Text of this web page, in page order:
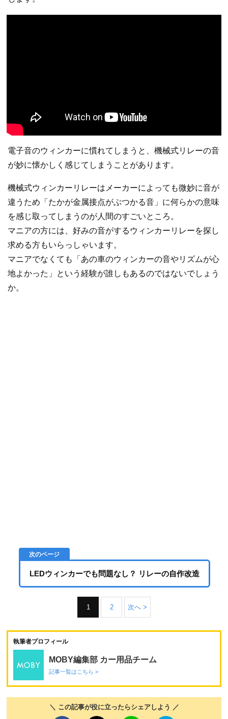
電子音のウィンカーに慣れてしまうと、機械式リレーの音
が妙に懐かしく感じてしまうことがあります。
機械式ウィンカーリレーはメーカーによっても微妙に音が
違うため「たかが金属接点がぶつかる音」に何らかの意味
を感じ取ってしまうのが人間のすごいところ。
マニアの方には、好みの音がするウィンカーリレーを探し
求める方もいらっしゃいます。
マニアでなくても「あの車のウィンカーの音やリズムが心
地よかった」という経験が誰しもあるのではないでしょう
か。
LEDウィンカーでも問題なし？ リレーの自作改造
1 2 次へ >
執筆者プロフィール
MOBY編集部 カー用品チーム
記事一覧はこちら >
＼ この記事が役に立ったらシェアしよう ／